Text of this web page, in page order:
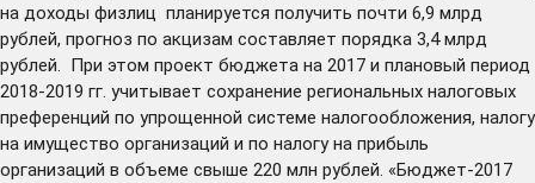
на доходы физлиц планируется получить почти 6,9 млрд
рублей, прогноз по акцизам составляет порядка 3,4 млрд
рублей. При этом проект бюджета на 2017 и плановый период
2018-2019 гг. учитывает сохранение региональных налоговых
преференций по упрощенной системе налогообложения, налогу
на имущество организаций и по налогу на прибыль
организаций в объеме свыше 220 млн рублей. «Бюджет-2017